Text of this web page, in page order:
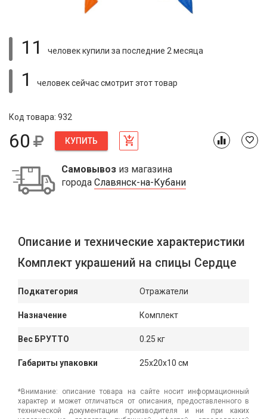
11 человек купили за последние 2 месяца
1 человек сейчас смотритэтот товар
Код товара: 932
60 КУПИТЬ
Самовывоз из магазина
города Славянск-на-Кубани
Описание и технические характеристики
Комплект украшений на спицы Сердце
Подкатегория Отражатели
Назначение Комплект
Вес БРУТТО 0.25 кг
Габариты упаковки 25x20x10 см
*Внимание: описание товара на сайте носит информационный
характер и может отличаться от описания, предоставленного в
технической документации производителя и ни при каких